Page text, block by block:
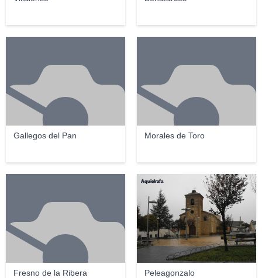
Gallegos del Pan Morales de Toro
Fresno de la Ribera Peleagonzalo
Aquielrafa